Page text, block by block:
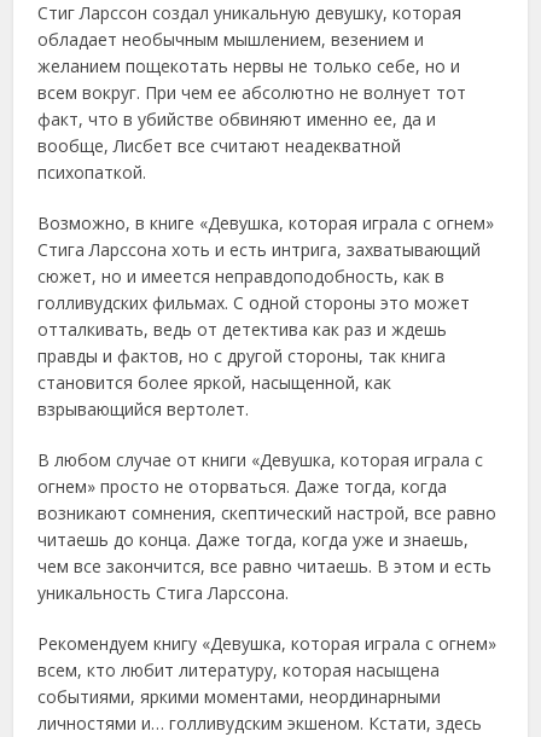
Стиг Ларссон создал уникальную девушку, которая
обладает необычным мышлением, везением и
желанием пощекотать нервы не только себе, но и
всем вокруг. При чем ее абсолютно не волнует тот
факт, что в убийстве обвиняют именно ее, да и
вообще, Лисбет все считают неадекватной
психопаткой.
Возможно, в книге «Девушка, которая играла с огнем»
Стига Ларссона хоть и есть интрига, захватывающий
сюжет, но и имеется неправдоподобность, как в
голливудских фильмах. С одной стороны это может
отталкивать, ведь от детектива как раз и ждешь
правды и фактов, но с другой стороны, так книга
становится более яркой, насыщенной, как
взрывающийся вертолет.
В любом случае от книги «Девушка, которая играла с
огнем» просто не оторваться. Даже тогда, когда
возникают сомнения, скептический настрой, все равно
читаешь до конца. Даже тогда, когда уже и знаешь,
чем все закончится, все равно читаешь. В этом и есть
уникальность Стига Ларссона.
Рекомендуем книгу «Девушка, которая играла с огнем»
всем, кто любит литературу, которая насыщена
событиями, яркими моментами, неординарными
личностями и… голливудским экшеном. Кстати, здесь